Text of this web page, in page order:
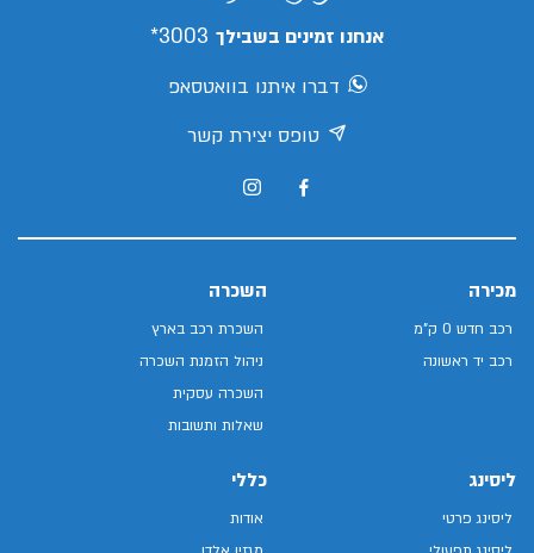
אנחנו זמינים בשבילך 3003*
דברו איתנו בוואטסאפ
טופס יצירת קשר
מכירה
רכב חדש 0 ק"מ
רכב יד ראשונה
השכרה
השכרת רכב בארץ
ניהול הזמנת השכרה
השכרה עסקית
שאלות ותשובות
ליסינג
ליסינג פרטי
כללי
אודות